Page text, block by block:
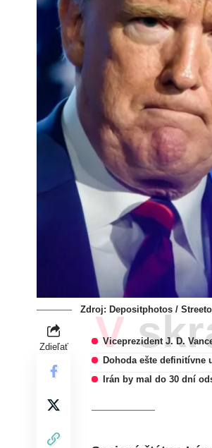
Zdroj: Depositphotos /
Zdieľať V
Viceprezident J. D.
Dohoda ešte definitívne
Irán by mal do 30 dní